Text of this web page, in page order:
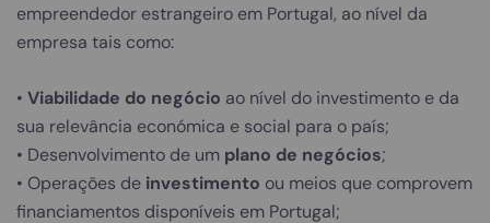
empreendedor estrangeiro em Portugal, ao nível da
empresa tais como:
• Viabilidade do negócio ao nível do investimento e da
sua relevância económica e social para o país;
• Desenvolvimento de um plano de negócios;
• Operações de investimento ou meios que comprovem
financiamentos disponíveis em Portugal;